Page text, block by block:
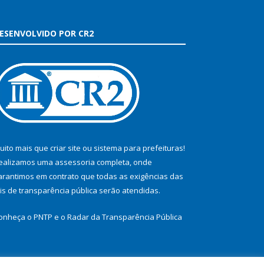
POR CR2
mais que criar site ou sistema para prefeituras!
uma assessoria completa, onde
em contrato que todas as exigências das
de transparência pública serão atendidas.
o PNTP e o Radar da Transparência Pública